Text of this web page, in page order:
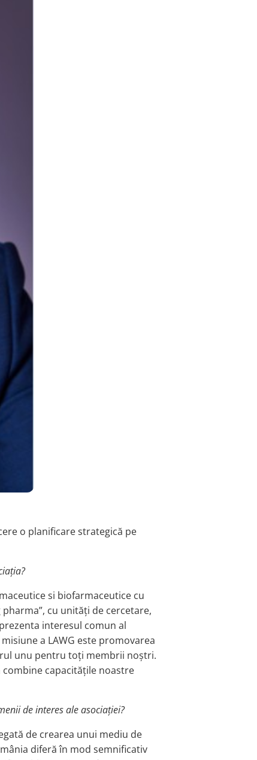
o planificare strategică pe
si biofarmaceutice cu
cu unități de cercetare,
interesul comun al
a LAWG este promovarea
unu pentru toți membrii noștri.
capacitățile noastre
de interes ale asociației?
de crearea unui mediu de
diferă în mod semnificativ